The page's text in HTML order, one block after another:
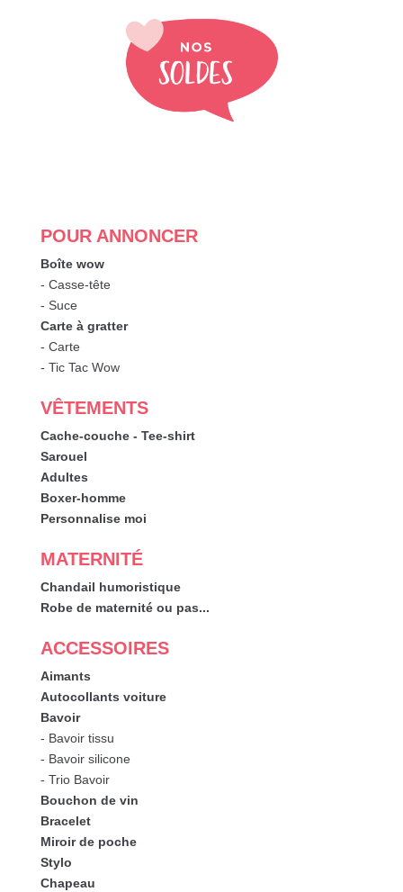
POUR ANNONCER
Boîte wow
- Casse-tête
- Suce
Carte à gratter
- Carte
- Tic Tac Wow
VÊTEMENTS
Cache-couche - Tee-shirt
Sarouel
Adultes
Boxer-homme
Personnalise moi
MATERNITÉ
Chandail humoristique
Robe de maternité ou pas...
ACCESSOIRES
Aimants
Autocollants voiture
Bavoir
- Bavoir tissu
- Bavoir silicone
- Trio Bavoir
Bouchon de vin
Bracelet
Miroir de poche
Stylo
Chapeau